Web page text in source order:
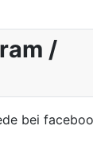
/
bei